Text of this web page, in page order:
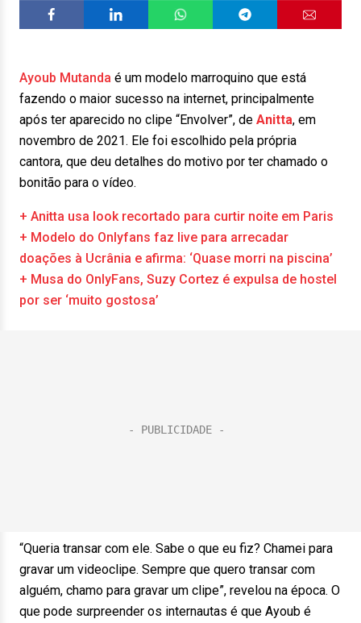
Ayoub Mutanda é um modelo marroquino que está
fazendo o maior sucesso na internet, principalmente
após ter aparecido no clipe “Envolver”, de Anitta, em
novembro de 2021. Ele foi escolhido pela própria
cantora, que deu detalhes do motivo por ter chamado o
bonitão para o vídeo.
+ Anitta usa look recortado para curtir noite em Paris
+ Modelo do Onlyfans faz live para arrecadar
doações à Ucrânia e afirma: ‘Quase morri na piscina’
+ Musa do OnlyFans, Suzy Cortez é expulsa de hostel
por ser ‘muito gostosa’
“Queria transar com ele. Sabe o que eu fiz? Chamei para
gravar um videoclipe. Sempre que quero transar com
alguém, chamo para gravar um clipe”, revelou na época. O
que pode surpreender os internautas é que Ayoub é